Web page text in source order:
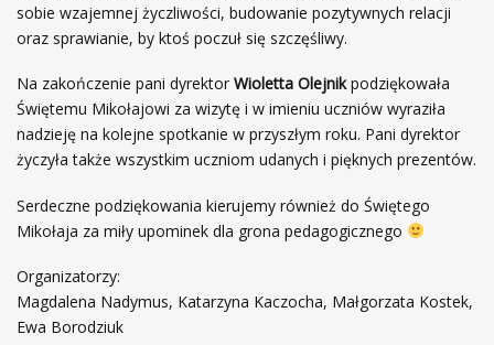
sobie wzajemnej życzliwości, budowanie pozytywnych relacji
oraz sprawianie, by ktoś poczuł się szczęśliwy.
Na zakończenie pani dyrektor Wioletta Olejnikpodziękowała
Świętemu Mikołajowi za wizytę i w imieniu uczniów wyraziła
nadzieję na kolejne spotkanie w przyszłym roku. Pani dyrektor
życzyła także wszystkim uczniom udanych i pięknych prezentów.
Serdeczne podziękowania kierujemy również do Świętego
Mikołaja za miły upominek dla grona pedagogicznego
Organizatorzy:
Magdalena Nadymus, Katarzyna Kaczocha, Małgorzata Kostek,
Ewa Borodziuk